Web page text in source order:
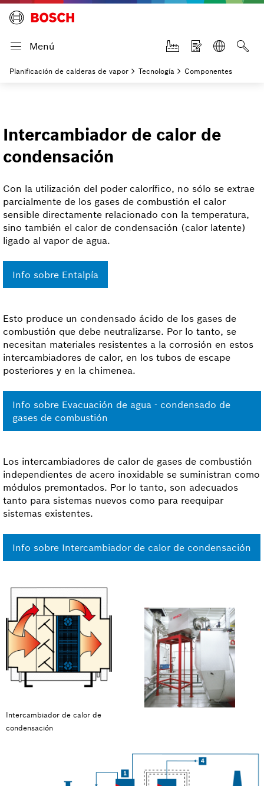
Menú
Planificación de calderas de vapor Tecnología Componentes
Intercambiador de calor de
condensación
Con la utilización del poder calorífico, no sólo se extrae
parcialmente de los gases de combustión el calor
sensible directamente relacionado con la temperatura,
sino también el calor de condensación (calor latente)
ligado al vapor de agua.
Info sobre Entalpía
Esto produce un condensado ácido de los gases de
combustión que debe neutralizarse. Por lo tanto, se
necesitan materiales resistentes a la corrosión en estos
intercambiadores de calor, en los tubos de escape
posteriores y en la chimenea.
Info sobre Evacuación de agua - condensado de
gases de combustión
Los intercambiadores de calor de gases de combustión
independientes de acero inoxidable se suministran como
módulos premontados. Por lo tanto, son adecuados
tanto para sistemas nuevos como para reequipar
sistemas existentes.
Info sobre Intercambiador de calor de condensación
Intercambiador de calor de
condensación